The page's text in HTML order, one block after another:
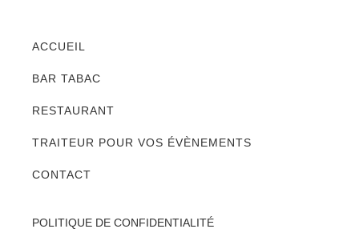
ACCUEIL
BAR TABAC
RESTAURANT
TRAITEUR POUR VOS ÉVÈNEMENTS
CONTACT
POLITIQUE DE CONFIDENTIALITÉ